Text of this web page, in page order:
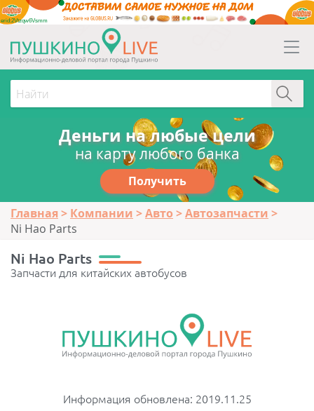
erid:2Vtzqw6Vsmm
Деньги на любые цели
на карту любого банка
Получить
Главная Компании Авто
Автозапчасти
Ni Hao Parts
Ni Hao Parts
Запчасти для китайских автобусов
Информация обновлена: 2019.11.25